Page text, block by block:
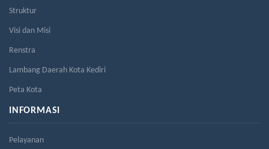
Struktur
Visi dan Misi
Renstra
Lambang Daerah Kota Kediri
Peta Kota
INFORMASI
Pelayanan